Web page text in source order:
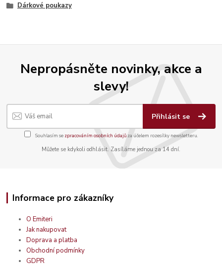
Dárkové poukazy
Nepropásněte novinky, akce a
slevy!
Přihlásit se
Souhlasím se zpracováním osobních údajůza účelem rozesílky newsletteru.
Můžete se kdykoli odhlásit. Zasíláme jednou za 14 dní.
Informace pro zákazníky
O Emiteri
Jak nakupovat
Doprava a platba
Obchodní podmínky
GDPR